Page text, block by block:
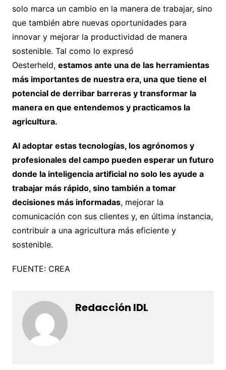
solo marca un cambio en la manera de trabajar, sino
que también abre nuevas oportunidades para
innovar y mejorar la productividad de manera
sostenible. Tal como lo expresó
Oesterheld, estamos ante una de las herramientas
más importantes de nuestra era, una que tiene el
potencial de derribar barreras y transformar la
manera en que entendemos y practicamos la
agricultura.
Al adoptar estas tecnologías, los agrónomos y
profesionales del campo pueden esperar un futuro
donde la inteligencia artificial no solo les ayude a
trabajar más rápido, sino también a tomar
decisiones más informadas, mejorar la
comunicación con sus clientes y, en última instancia,
contribuir a una agricultura más eficiente y
sostenible.
FUENTE: CREA
Redacción IDL